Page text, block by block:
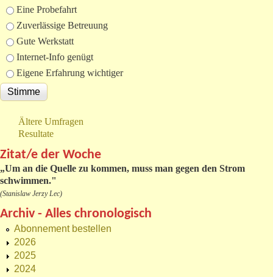
Eine Probefahrt
Zuverlässige Betreuung
Gute Werkstatt
Internet-Info genügt
Eigene Erfahrung wichtiger
Ältere Umfragen
Resultate
Zitat/e der Woche
„Um an die Quelle zu kommen, muss man gegen den Strom
schwimmen."
(Stanislaw Jerzy Lec)
Archiv - Alles chronologisch
Abonnement bestellen
2026
2025
2024